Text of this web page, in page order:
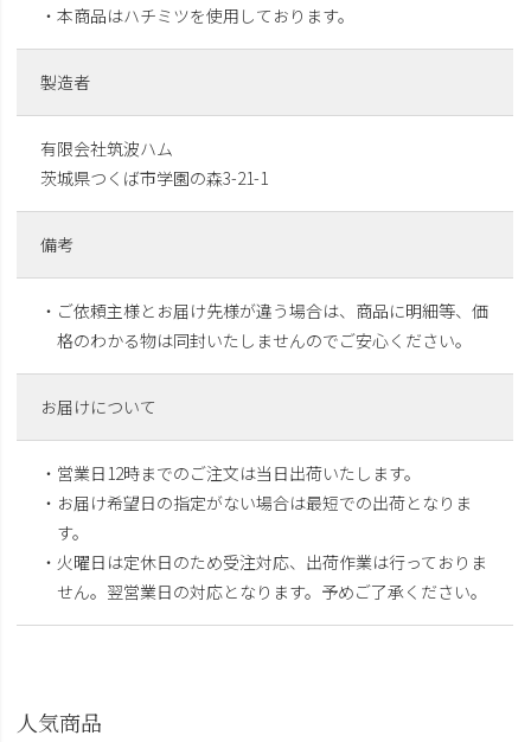
・本商品はハチミツを使用しております。
製造者
有限会社筑波ハム
茨城県つくば市学園の森3-21-1
備考
・ご依頼主様とお届け先様が違う場合は、商品に明細等、価
格のわかる物は同封いたしませんのでご安心ください。
お届けについて
・営業日12時までのご注文は当日出荷いたします。
・お届け希望日の指定がない場合は最短での出荷となりま
す。
・火曜日は定休日のため受注対応、出荷作業は行っておりま
せん。翌営業日の対応となります。予めご了承ください。
人気商品